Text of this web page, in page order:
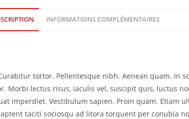
INFORMATIONS COMPLÉMENTAIRES
tortor. Pellentesque nibh. Aenean quam. In
lectus risus, iaculis vel, suscipit quis, luctus
imperdiet. Vestibulum sapien. Proin quam. Etiam
taciti sociosqu ad litora torquent per conubia